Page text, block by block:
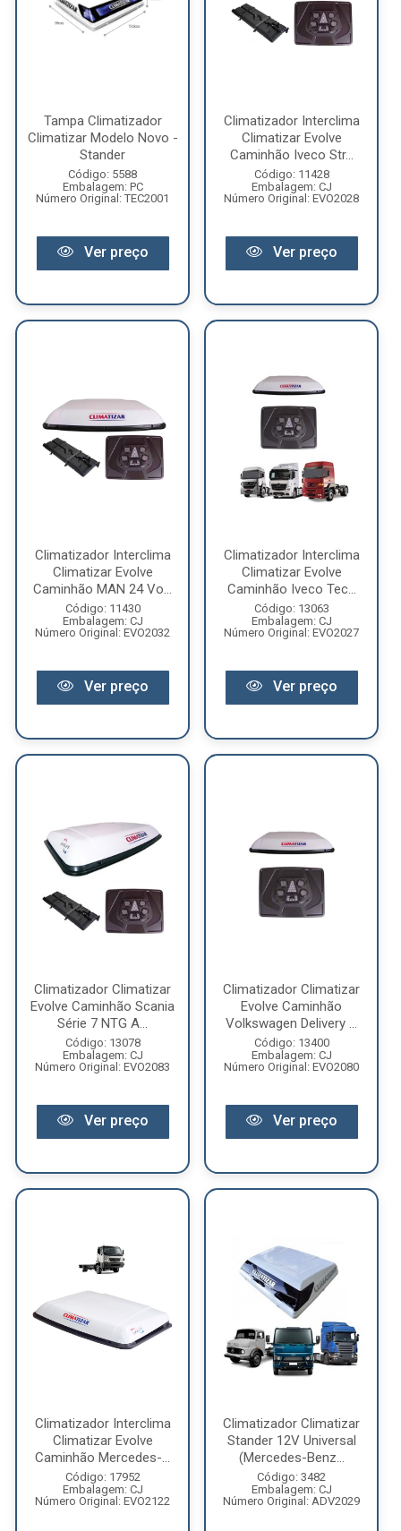
Tampa Climatizador
Climatizar Modelo Novo -
Stander
Código: 5588
Embalagem: PC
Número Original: TEC2001
Ver preço
Climatizador Interclima
Climatizar Evolve
Caminhão Iveco Str...
Código: 11428
Embalagem: CJ
Número Original: EVO2028
Ver preço
Climatizador Interclima
Climatizar Evolve
Caminhão MAN 24 Vo...
Código: 11430
Embalagem: CJ
Número Original: EVO2032
Ver preço
Climatizador Interclima
Climatizar Evolve
Caminhão Iveco Tec...
Código: 13063
Embalagem: CJ
Número Original: EVO2027
Ver preço
Climatizador Climatizar
Evolve Caminhão Scania
Série 7 NTG A...
Código: 13078
Embalagem: CJ
Número Original: EVO2083
Ver preço
Climatizador Climatizar
Evolve Caminhão
Volkswagen Delivery ...
Código: 13400
Embalagem: CJ
Número Original: EVO2080
Ver preço
Climatizador Interclima
Climatizar Evolve
Caminhão Mercedes-...
Código: 17952
Embalagem: CJ
Número Original: EVO2122
Climatizador Climatizar
Stander 12V Universal
(Mercedes-Benz...
Código: 3482
Embalagem: CJ
Número Original: ADV2029